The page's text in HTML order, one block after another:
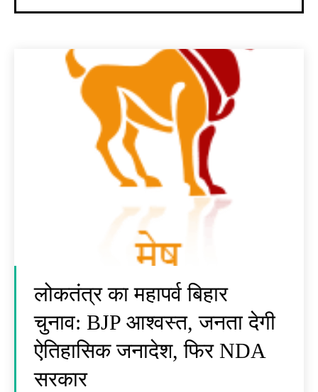
लोकतंत्र का महापर्व बिहार
चुनाव: BJP आश्वस्त, जनता देगी
ऐतिहासिक जनादेश, फिर NDA
सरकार